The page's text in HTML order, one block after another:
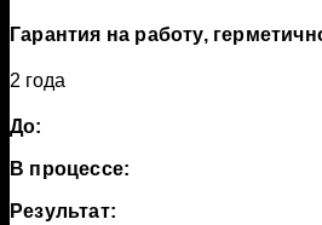
Гарантия на работу,
2 года
До:
В процессе:
Результат: